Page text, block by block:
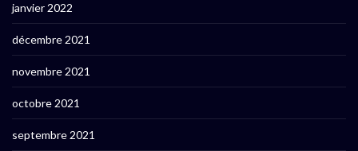
janvier 2022
décembre 2021
novembre 2021
octobre 2021
septembre 2021